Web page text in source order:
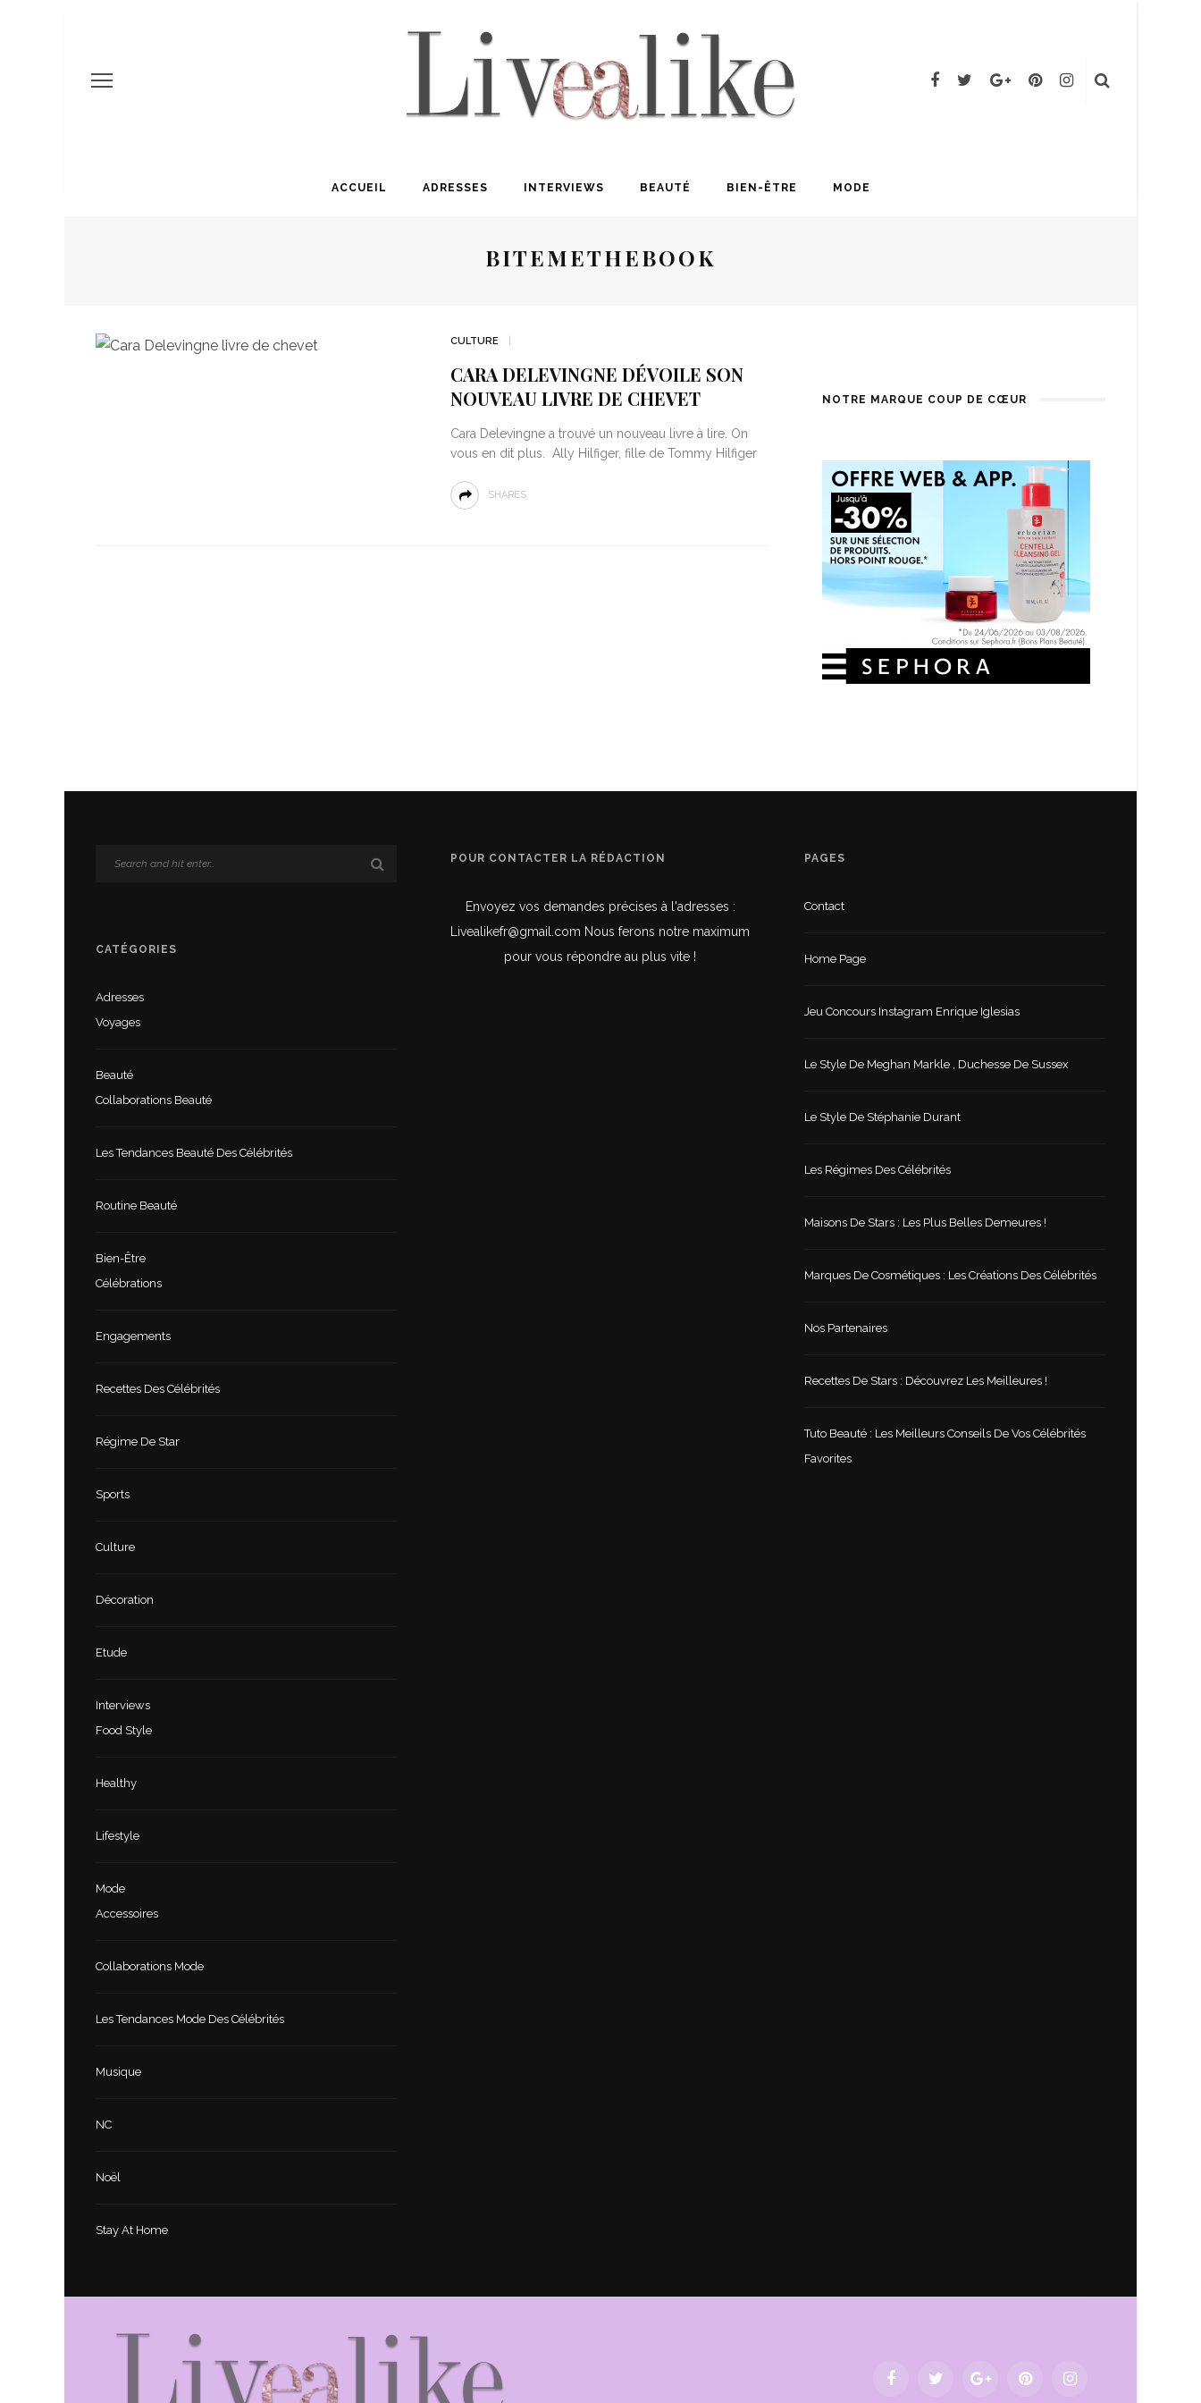
ACCUEIL ADRESSES INTERVIEWS BEAUTÉ BIEN-ÊTRE MODE
BITEMETHEBOOK
CULTURE
CARA DELEVINGNE DÉVOILE SON
NOUVEAU LIVRE DE CHEVET
Cara Delevingne a trouvé un nouveau livre à lire. On
vous en dit plus. Ally Hilfiger, fille de Tommy Hilfiger
SHARES
NOTRE MARQUE COUP DE CŒUR
CATÉGORIES
Adresses
Voyages
Beauté
Collaborations Beauté
Les Tendances Beauté Des Célébrités
Routine Beauté
Bien-Être
Célébrations
Engagements
Recettes Des Célébrités
Régime De Star
Sports
Culture
Décoration
Etude
Interviews
Food Style
Healthy
Lifestyle
Mode
Accessoires
Collaborations Mode
Les Tendances Mode Des Célébrités
Musique
NC
Noël
Stay At Home
POUR CONTACTER LA RÉDACTION
Envoyez vos demandes précises à l'adresses :
Livealikefr@gmail.com Nous ferons notre maximum
pour vous répondre au plus vite !
PAGES
Contact
Home Page
Jeu Concours Instagram Enrique Iglesias
Le Style De Meghan Markle , Duchesse De Sussex
Le Style De Stéphanie Durant
Les Régimes Des Célébrités
Maisons De Stars : Les Plus Belles Demeures !
Marques De Cosmétiques : Les Créations Des Célébrités
Nos Partenaires
Recettes De Stars : Découvrez Les Meilleures !
Tuto Beauté : Les Meilleurs Conseils De Vos Célébrités
Favorites